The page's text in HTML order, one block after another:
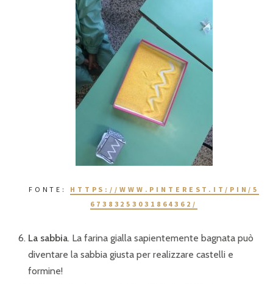
FONTE: HTTPS://WWW.PINTEREST.IT/PIN/5
67383253031864362/
La sabbia. La farina gialla sapientemente bagnata può
diventare la sabbia giusta per realizzare castelli e
formine!